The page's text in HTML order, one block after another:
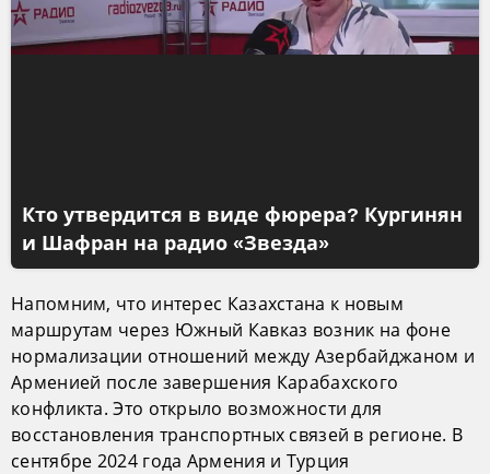
Кто утвердится в виде фюрера? Кургинян
и Шафран на радио «Звезда»
Напомним, что интерес Казахстана к новым
маршрутам через Южный Кавказ возник на фоне
нормализации отношений между Азербайджаном и
Арменией после завершения Карабахского
конфликта. Это открыло возможности для
восстановления транспортных связей в регионе. В
сентябре 2024 года Армения и Турция